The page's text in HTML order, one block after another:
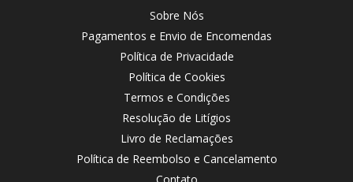
Sobre Nós
Pagamentos e Envio de Encomendas
Política de Privacidade
Política de Cookies
Termos e Condições
Resolução de Litígios
Livro de Reclamações
Política de Reembolso e Cancelamento